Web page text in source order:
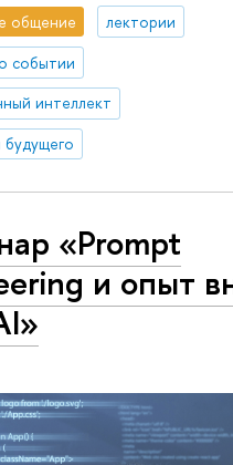
общение
лектории
событии
интеллект
«Prompt
и опыт